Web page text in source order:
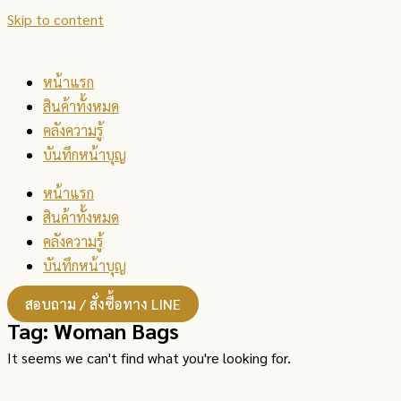
Skip to content
หน้าแรก
สินค้าทั้งหมด
คลังความรู้
บันทึกหน้าบุญ
หน้าแรก
สินค้าทั้งหมด
คลังความรู้
บันทึกหน้าบุญ
สอบถาม / สั่งซื้อทาง LINE
Tag: Woman Bags
It seems we can't find what you're looking for.